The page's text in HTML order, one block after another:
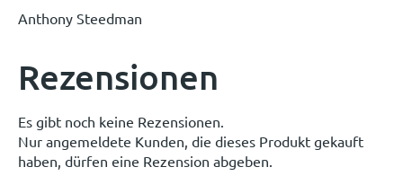
Anthony Steedman
Rezensionen
Es gibt noch keine Rezensionen.
Nur angemeldete Kunden, die dieses Produkt gekauft
haben, dürfen eine Rezension abgeben.